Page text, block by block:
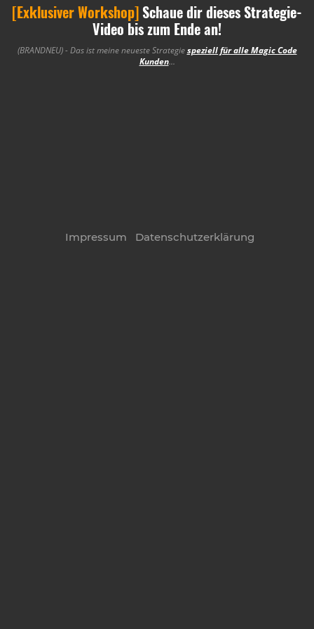
[Exklusiver Workshop]Schaue dir dieses Strategie-
Video bis zum Ende an!
(BRANDNEU) - Das ist meine neueste Strategiespeziell für alle Magic Code
Kunden...
Impressum Datenschutzerklärung